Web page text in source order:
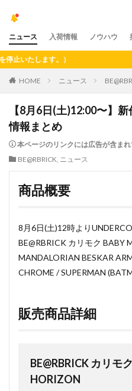
ニュース 入荷情報 ノウハウ
HOME ニュース
【8月6日(土)12:00〜】
情報まとめ
本ページのリンクには広告が含まれ
BE@RBRICK, ニュース
商品概要
8月6日(土)12時より
BE@RBRICK カリモク BABY
MANDALORIAN BESKAR
CHROME / SUPERMAN
販売商品詳細
BE@RBRICK カリモ
HORIZON